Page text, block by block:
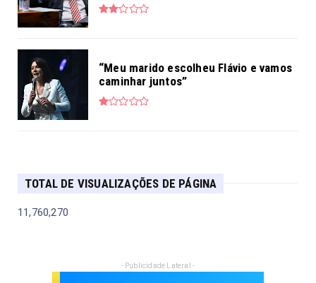
“Meu marido escolheu Flávio e vamos
caminhar juntos”
TOTAL DE VISUALIZAÇÕES DE PÁGINA
11,760,270
- Publicidade Lateral -